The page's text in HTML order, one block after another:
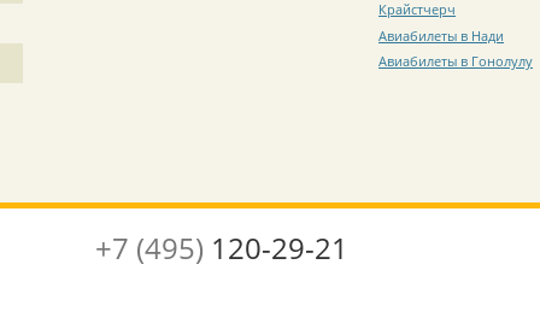
Крайстчерч
Авиабилеты в Нади
Авиабилеты в Гонолулу
+7 (495) 120-29-21